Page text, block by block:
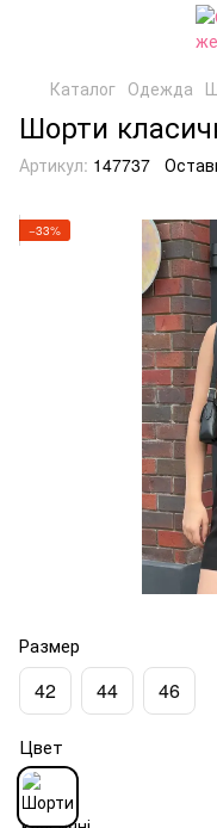
Каталог Одежда
Шорти
Артикул: 147737
−33%
Размер
42 44 46
Цвет